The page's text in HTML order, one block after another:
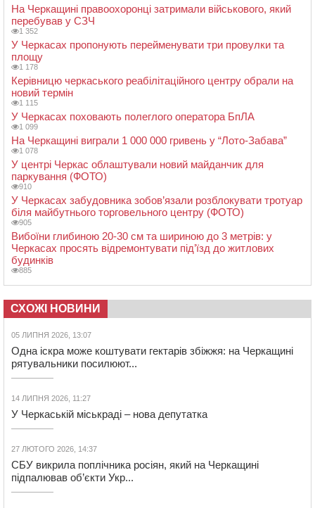
На Черкащині правоохоронці затримали військового, який
перебував у СЗЧ
1 352
У Черкасах пропонують перейменувати три провулки та
площу
1 178
Керівницю черкаського реабілітаційного центру обрали на
новий термін
1 115
У Черкасах поховають полеглого оператора БпЛА
1 099
На Черкащині виграли 1 000 000 гривень у “Лото-Забава”
1 078
У центрі Черкас облаштували новий майданчик для
паркування (ФОТО)
910
У Черкасах забудовника зобов’язали розблокувати тротуар
біля майбутнього торговельного центру (ФОТО)
905
Вибоїни глибиною 20-30 см та шириною до 3 метрів: у
Черкасах просять відремонтувати під’їзд до житлових
будинків
885
СХОЖІ НОВИНИ
05 ЛИПНЯ 2026, 13:07
Одна іскра може коштувати гектарів збіжжя: на Черкащині
рятувальники посилюют...
14 ЛИПНЯ 2026, 11:27
У Черкаській міськраді – нова депутатка
27 ЛЮТОГО 2026, 14:37
СБУ викрила поплічника росіян, який на Черкащині
підпалював об’єкти Укр...